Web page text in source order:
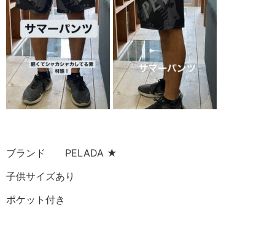
ブランド PELADA ★
子供サイズあり
ポケット付き